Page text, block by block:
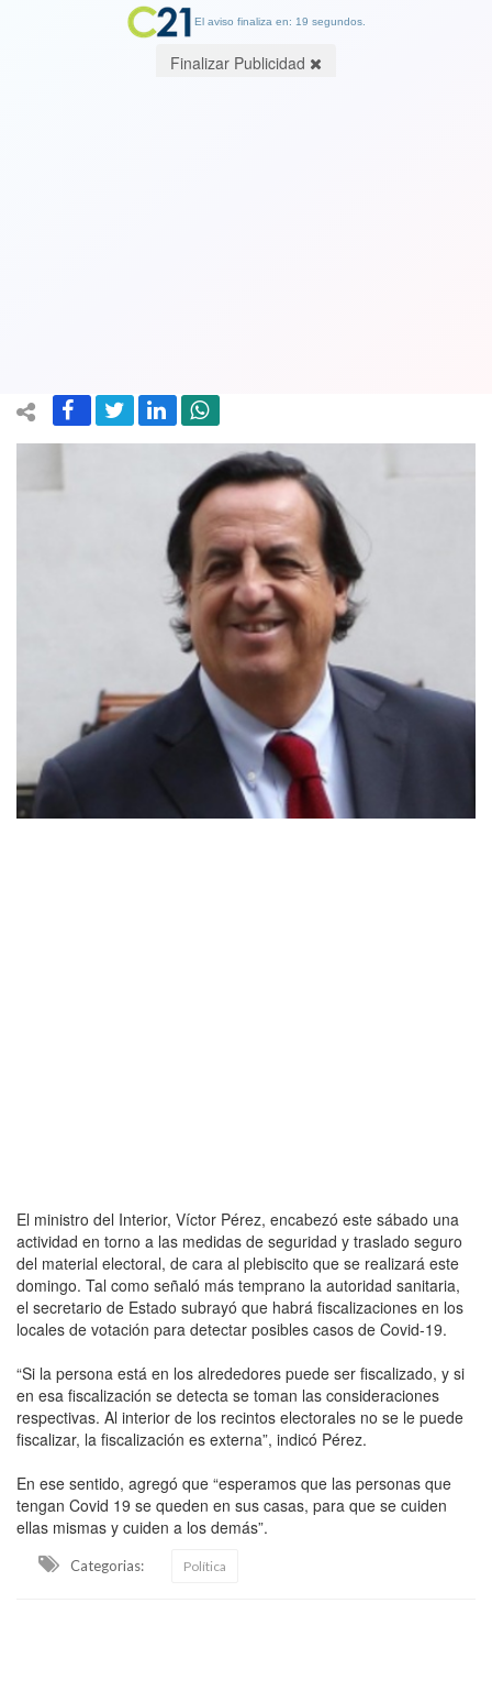
El ministro del Interior, Víctor Pérez, encabezó este sábado una
actividad en torno a las medidas de seguridad y traslado seguro
del material electoral, de cara al plebiscito que se realizará este
domingo. Tal como señaló más temprano la autoridad sanitaria,
el secretario de Estado subrayó que habrá fiscalizaciones en los
locales de votación para detectar posibles casos de Covid-19.
“Si la persona está en los alrededores puede ser fiscalizado, y si
en esa fiscalización se detecta se toman las consideraciones
respectivas. Al interior de los recintos electorales no se le puede
fiscalizar, la fiscalización es externa”, indicó Pérez.
En ese sentido, agregó que “esperamos que las personas que
tengan Covid 19 se queden en sus casas, para que se cuiden
ellas mismas y cuiden a los demás”.
Categorias: Política
El aviso finaliza en: 19 segundos.
Finalizar Publicidad